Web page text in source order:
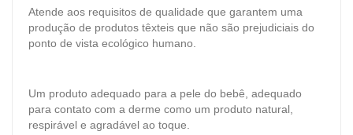
Atende aos requisitos de qualidade que garantem uma
produção de produtos têxteis que não são prejudiciais do
ponto de vista ecológico humano.
Um produto adequado para a pele do bebê, adequado
para contato com a derme como um produto natural,
respirável e agradável ao toque.